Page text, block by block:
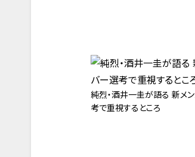
純烈・酒井一圭が語る 新メ
考で重視するところ